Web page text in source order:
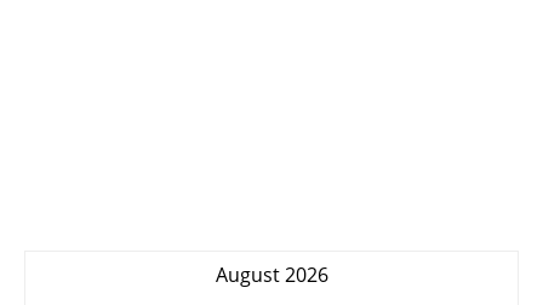
August 2026